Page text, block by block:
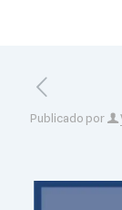
Publicado por